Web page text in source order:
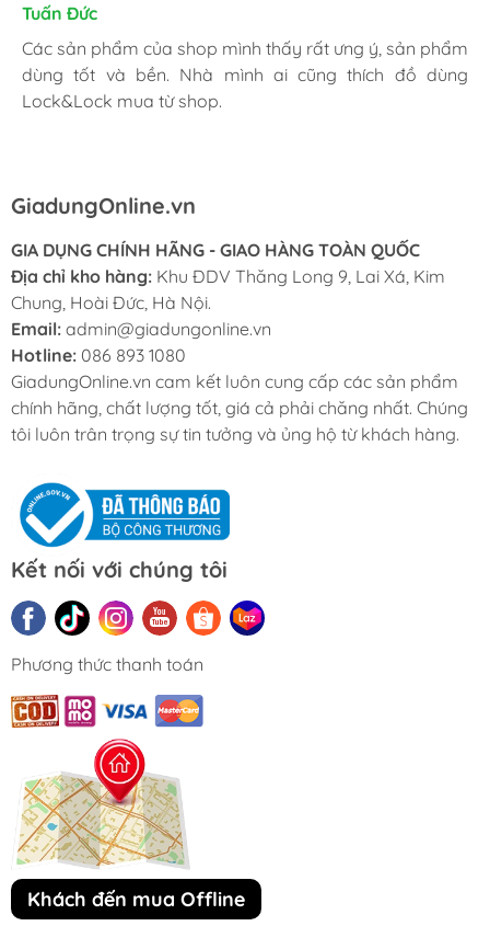
Kim Chung
Mình thấy hài lòng với các sản phẩm đã mua ở
GiadungOnline.vn . Các sản phẩm của shop đều chính
hãng, giá cũng được triết khấu tốt. Nhân viên nhiệt tình,
Tuấn Đức
Các sản phẩm của shop mình thấy rất ưng ý, sản phẩm
dùng tốt và bền. Nhà mình ai cũng thích đồ dùng
Lock&Lock mua từ shop.
Trần Huệ
Mình hay vào website và order mặt hàng mình cần.
Shop nhiệt tình, giao nhanh, giá tốt và đặc biệt sản
phẩm chính hãng làm mình yên tâm nhất.
GiadungOnline.vn
GIA DỤNG CHÍNH HÃNG - GIAO HÀNG TOÀN QUỐC
Địa chỉ kho hàng: Khu ĐDV Thăng Long 9, Lai Xá, Kim
Chung, Hoài Đức, Hà Nội.
Email: admin@giadungonline.vn
Hotline: 086 893 1080
GiadungOnline.vn cam kết luôn cung cấp các sản phẩm
chính hãng, chất lượng tốt, giá cả phải chăng nhất. Chúng
tôi luôn trân trọng sự tin tưởng và ủng hộ từ khách hàng.
Kết nối với chúng tôi
Phương thức thanh toán
Khách đến mua Offline